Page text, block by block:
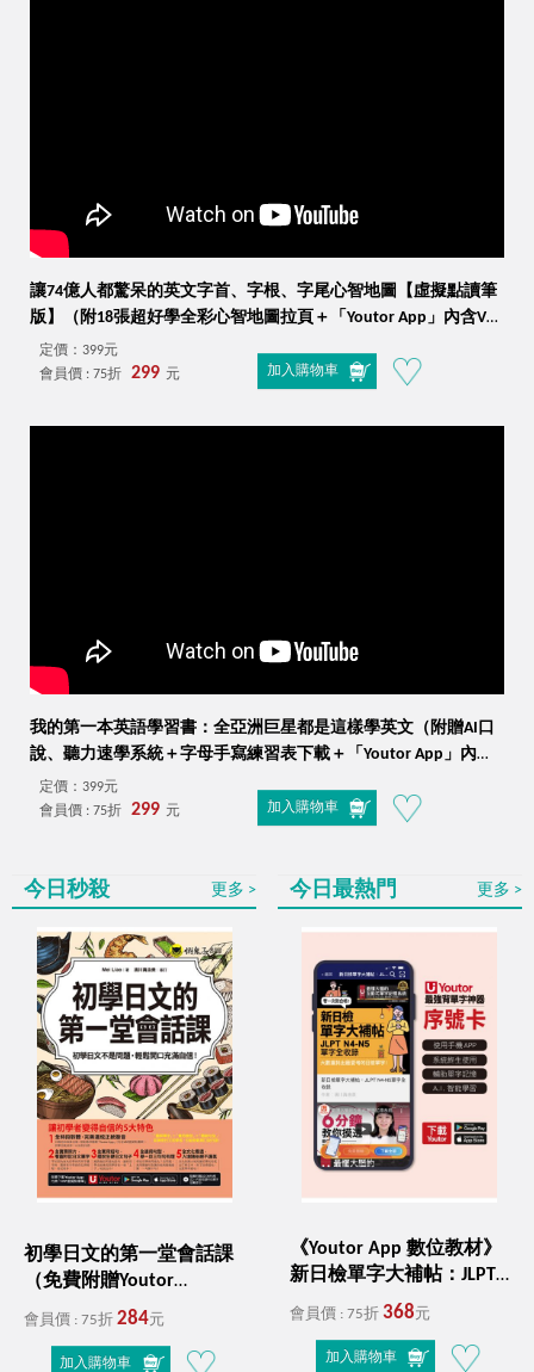
讓74億人都驚呆的英文字首、字根、字尾心智地圖【虛擬點讀筆
版】（附18張超好學全彩心智地圖拉頁＋「Youtor App」內含VRP
虛擬點讀筆）
定價：399元
會員價 : 75折
299 元 加入購物車
我的第一本英語學習書：全亞洲巨星都是這樣學英文（附贈AI口
說、聽力速學系統＋字母手寫練習表下載＋「Youtor App」內含
VRP虛擬點讀筆）
定價：399元
會員價 : 75折
299 元 加入購物車
今日秒殺 更多
初學日文的第一堂會話課
（免費附贈Youtor
App+1CD）
會員價 : 75折 284元
加入購物車
今日最熱門 更多
《Youtor App 數位教材》
新日檢單字大補帖：JLPT
N4-N5單字全收錄
會員價 : 75折 368元
加入購物車